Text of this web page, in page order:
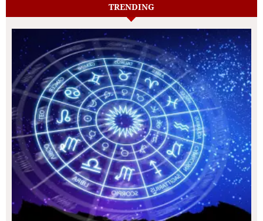
TRENDING